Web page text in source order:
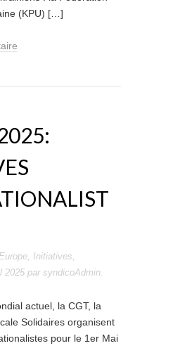
(KPU) […]
, Initiatives,
2025 par syndicoAdmin.
actuel, la CGT, la
Solidaires organisent
pour le 1er Mai